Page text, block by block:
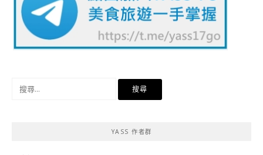
YASS 作者群